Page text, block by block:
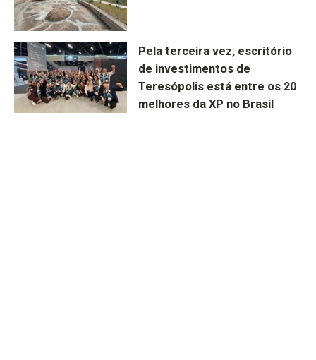
Pela terceira vez, escritório
de investimentos de
Teresópolis está entre os 20
melhores da XP no Brasil